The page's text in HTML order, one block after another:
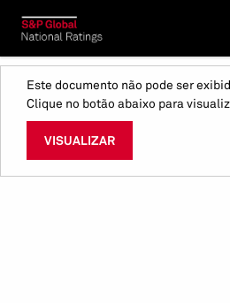
Este documento não pode ser
Clique no botão abaixo para
VISUALIZAR